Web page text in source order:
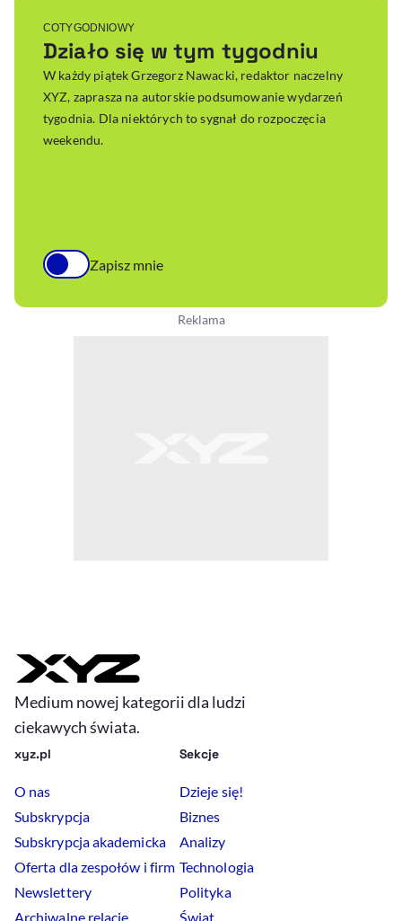
Medium nowej kategorii dla ludzi
ciekawych świata.
xyz.pl
O nas
Subskrypcja
Subskrypcja akademicka
Oferta dla zespołów i firm
Newslettery
Archiwalne relacje
Sekcje
Dzieje się!
Biznes
Analizy
Technologia
Polityka
Świat